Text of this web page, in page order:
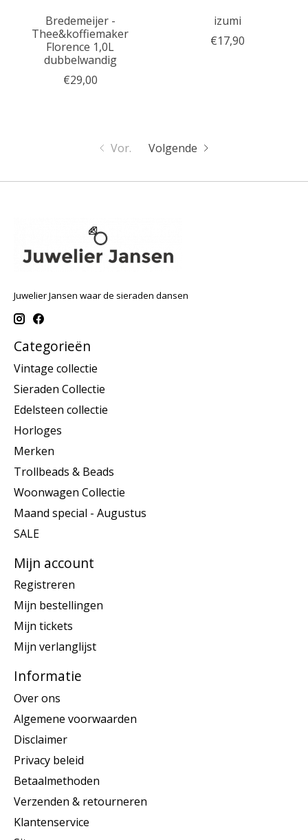
Bredemeijer -
Thee&koffiemaker
Florence 1,0L
dubbelwandig
€29,00
izumi
€17,90
Vor. Volgende
Juwelier Jansen waar de sieraden dansen
Categorieën
Vintage collectie
Sieraden Collectie
Edelsteen collectie
Horloges
Merken
Trollbeads & Beads
Woonwagen Collectie
Maand special - Augustus
SALE
Mijn account
Registreren
Mijn bestellingen
Mijn tickets
Mijn verlanglijst
Informatie
Over ons
Algemene voorwaarden
Disclaimer
Privacy beleid
Betaalmethoden
Verzenden & retourneren
Klantenservice